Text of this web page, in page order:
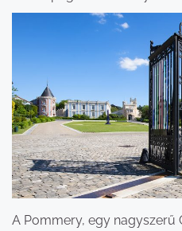
A Pommery, egy nagyszerű